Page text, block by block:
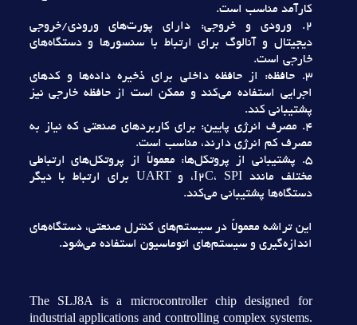
کارآمد مناسب است.
2. ورودي و خروجي: داراي پورت‌هاي ورودي/خروجي
ديجيتال و آنالوگ براي ارتباط با سنسورها و دستگاه‌هاي
خارجي است.
3. حافظه: از حافظه داخلي براي ذخيره داده‌ها و کدهاي
اجرايي استفاده مي‌کند و ممکن است از حافظه خارجي نيز
پشتيباني کند.
4. مصرف انرژي پايين: براي کاربردهاي صنعتي که نياز به
مصرف کم انرژي دارند، مناسب است.
5. پشتيباني از پروتکل‌ها: معمولاً از پروتکل‌هاي ارتباطي
مختلف مانند I2C، SPI، و UART براي ارتباط با ديگر
دستگاه‌ها پشتيباني مي‌کند.
اين تراشه معمولاً در سيستم‌هاي کنترل صنعتي، دستگاه‌هاي
اندازه‌گيري و سيستم‌هاي اتوماسيون استفاده مي‌شود.
The SLJ8A is a microcontroller chip designed for
industrial applications and controlling complex systems.